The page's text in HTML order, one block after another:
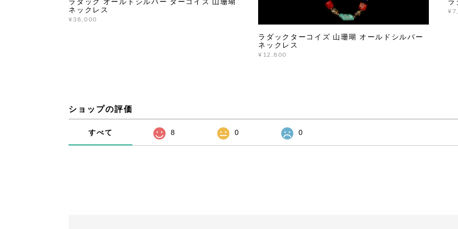
ネックレス
¥38,000
ラダックターコイズ 山珊瑚 オールドシルバー
ネックレス
¥12,800
ショップの評価
すべて 8 0 0